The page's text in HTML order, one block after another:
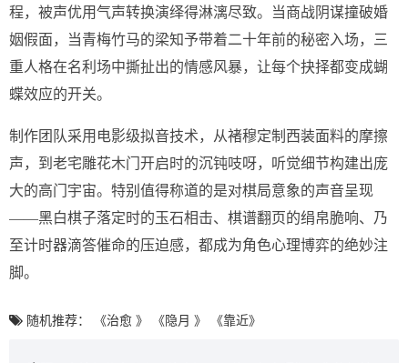
程，被声优用气声转换演绎得淋漓尽致。当商战阴谋撞破婚
姻假面，当青梅竹马的梁知予带着二十年前的秘密入场，三
重人格在名利场中撕扯出的情感风暴，让每个抉择都变成蝴
蝶效应的开关。
制作团队采用电影级拟音技术，从褚穆定制西装面料的摩擦
声，到老宅雕花木门开启时的沉钝吱呀，听觉细节构建出庞
大的高门宇宙。特别值得称道的是对棋局意象的声音呈现
——黑白棋子落定时的玉石相击、棋谱翻页的绢帛脆响、乃
至计时器滴答催命的压迫感，都成为角色心理博弈的绝妙注
脚。
随机推荐： 《治愈 》 《隐月 》 《靠近》